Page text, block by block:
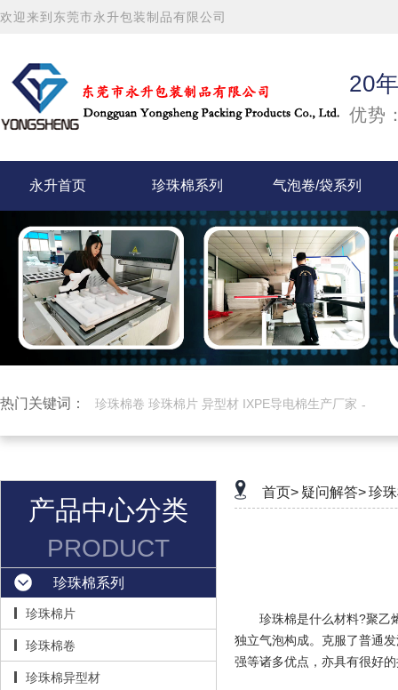
欢迎来到东莞市永升包装制品有限公司
20
优势
永升首页 珍珠棉系列 气泡卷/袋系列
热门关键词： 珍珠棉卷 珍珠棉片 异型材 IXPE导电棉生产厂家
产品中心分类
PRODUCT
珍珠棉系列
珍珠棉片
珍珠棉卷
珍珠棉异型材
首页> 疑问解答>珍
珍珠棉是什么材料?聚乙
独立气泡构成。克服了普通
强等诸多优点，亦具有很好